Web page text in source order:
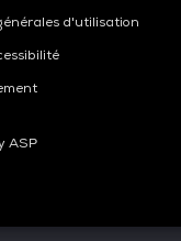
d'utilisation
ASP